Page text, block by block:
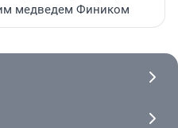
медведем Фиником